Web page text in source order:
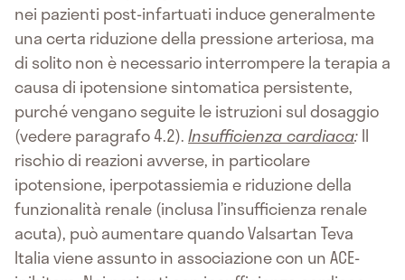
nei pazienti post-infartuati induce generalmente
una certa riduzione della pressione arteriosa, ma
di solito non è necessario interrompere la terapia a
causa di ipotensione sintomatica persistente,
purché vengano seguite le istruzioni sul dosaggio
(vedere paragrafo 4.2).Insufficienza cardiaca:Il
rischio di reazioni avverse, in particolare
ipotensione, iperpotassiemia e riduzione della
funzionalità renale (inclusa l’insufficienza renale
acuta), può aumentare quando Valsartan Teva
Italia viene assunto in associazione con un ACE-